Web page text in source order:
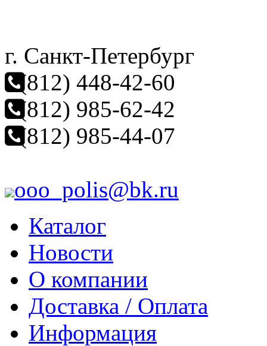
г. Санкт-Петербург
(812) 448-42-60
(812) 985-62-42
(812) 985-44-07
ooo_polis@bk.ru
Каталог
Новости
О компании
Доставка / Оплата
Информация